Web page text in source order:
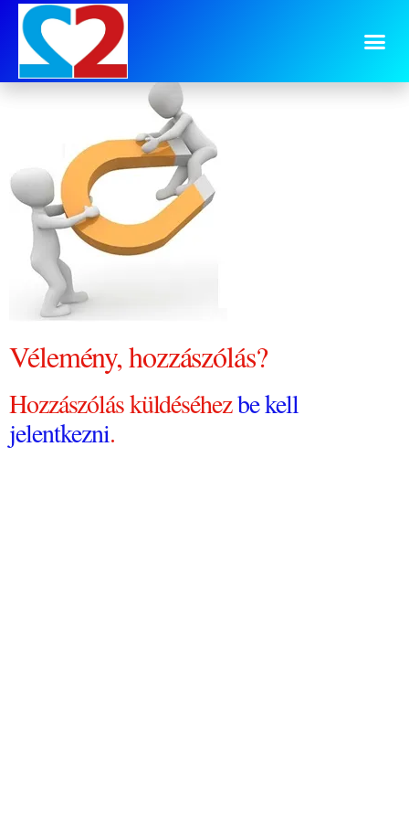
bevonzas
Vélemény, hozzászólás?
Hozzászólás küldéséhezbe kell
jelentkezni.